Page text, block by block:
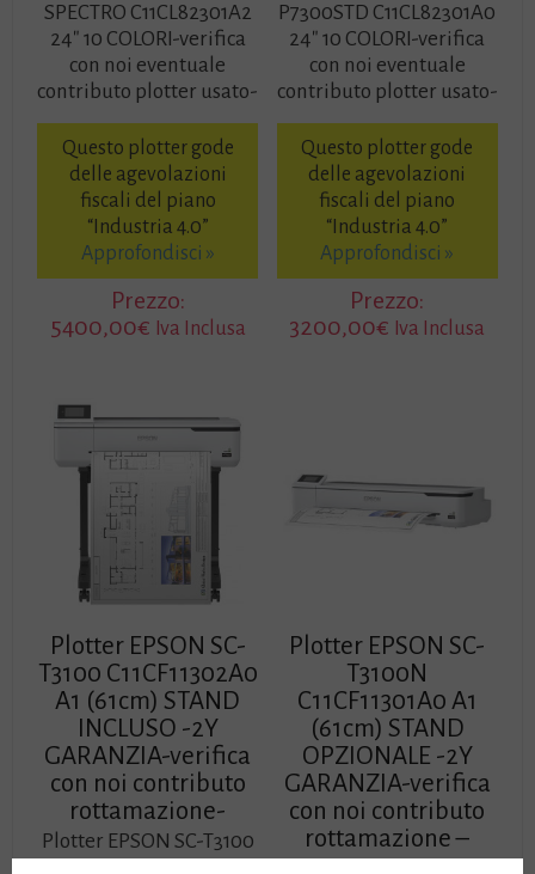
SPECTRO C11CL82301A2
24″ 10 COLORI-verifica
con noi eventuale
contributo plotter usato-
Questo plotter gode
delle agevolazioni
fiscali del piano
“Industria 4.0”
Approfondisci »
Prezzo:
5400,00€ Iva Inclusa
P7300STD C11CL82301A0
24″ 10 COLORI-verifica
con noi eventuale
contributo plotter usato-
Questo plotter gode
delle agevolazioni
fiscali del piano
“Industria 4.0”
Approfondisci »
Prezzo:
3200,00€ Iva Inclusa
Plotter EPSON SC-
T3100 C11CF11302A0
A1 (61cm) STAND
INCLUSO -2Y
GARANZIA-verifica
con noi contributo
rottamazione-
Plotter EPSON SC-T3100
Plotter EPSON SC-
T3100N
C11CF11301A0 A1
(61cm) STAND
OPZIONALE -2Y
GARANZIA-verifica
con noi contributo
rottamazione –